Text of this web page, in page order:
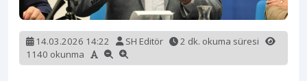
14.03.2026 14:22 SH Editör
2 dk. okuma süresi
1140 okunma